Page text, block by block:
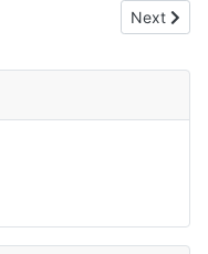
configuration andNext
Next